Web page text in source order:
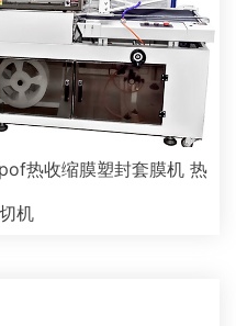
热收缩膜塑封套膜机 热
机